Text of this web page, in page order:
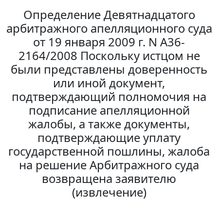
Определение Девятнадцатого
арбитражного апелляционного суда
от 19 января 2009 г. N А36-
2164/2008 Поскольку истцом не
были представлены доверенность
или иной документ,
подтверждающий полномочия на
подписание апелляционной
жалобы, а также документы,
подтверждающие уплату
государственной пошлины, жалоба
на решение Арбитражного суда
возвращена заявителю
(извлечение)